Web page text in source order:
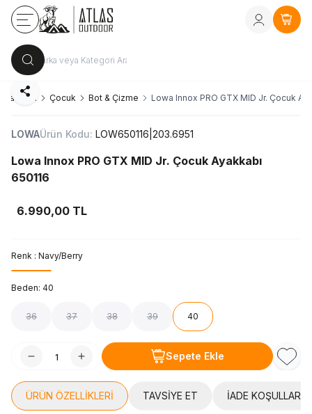
Kayıt Ol veya
Ayakkabı Çocuk Bot & Çizme Lowa Innox PRO GTX MID Jr. Çocuk
Paylaş
LOWAÜrün Kodu: LOW650116|203.6951
Lowa Innox PRO GTX MID Jr. Çocuk Ayakkabı
650116
6.990,00 TL
Renk : Navy/Berry
Beden: 40
36 37 38 39 40
Sepete Ekle
ÜRÜN ÖZELLIKLERI TAVSIYE ET İADE KOŞULLARI